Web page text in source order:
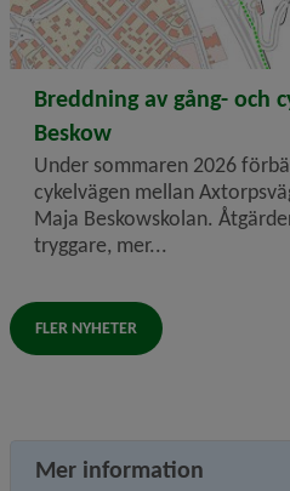
2026-06-17
Breddning av gång- och
Beskow
Under sommaren 2026
cykelvägen mellan
Maja Beskowskolan.
tryggare, mer...
FLER NYHETER
Mer information